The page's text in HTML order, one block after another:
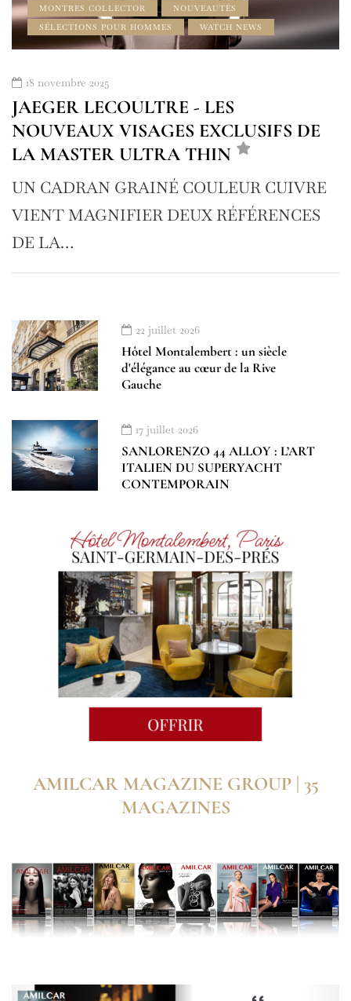
MONTRES COLLECTOR
NOUVEAUTÉS
SÉLECTIONS POUR HOMMES
WATCH NEWS
18 novembre 2025
JAEGER LECOULTRE - LES
NOUVEAUX VISAGES EXCLUSIFS DE
LA MASTER ULTRA THIN
UN CADRAN GRAINÉ COULEUR CUIVRE
VIENT MAGNIFIER DEUX RÉFÉRENCES
DE LA…
22 juillet 2026
Hôtel Montalembert : un siècle
d'élégance au cœur de la Rive
Gauche
17 juillet 2026
SANLORENZO 44 ALLOY : L’ART
ITALIEN DU SUPERYACHT
CONTEMPORAIN
AMILCAR MAGAZINE GROUP | 35
MAGAZINES